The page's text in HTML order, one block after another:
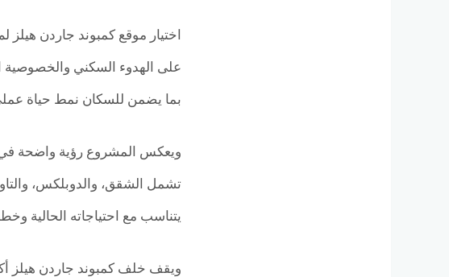
اختيار موقع كمبوند جاردن هيلز
على الهدوء السكني والخصوصية
بما يضمن للسكان نمط حياة
ويعكس المشروع رؤية واضحة في
تشمل الشقق، والدوبلكس،
يتناسب مع احتياجاته الحالية
ويقف خلف كمبوند جاردن هيلز